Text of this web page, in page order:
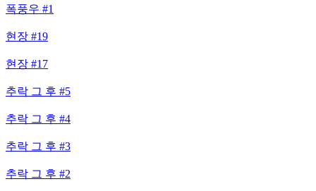
폭풍우 #1
현장 #19
현장 #17
추락 그 후 #5
추락 그 후 #4
추락 그 후 #3
추락 그 후 #2